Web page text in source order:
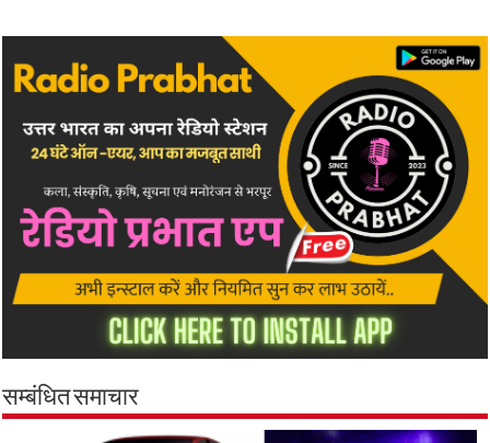
सम्बंधित समाचार